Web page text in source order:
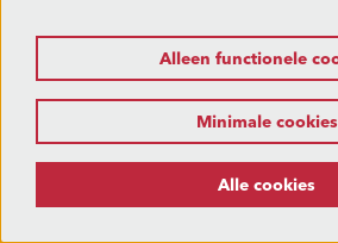
Tickets
Alleen functionele
Minimale cookies
Alle cookies